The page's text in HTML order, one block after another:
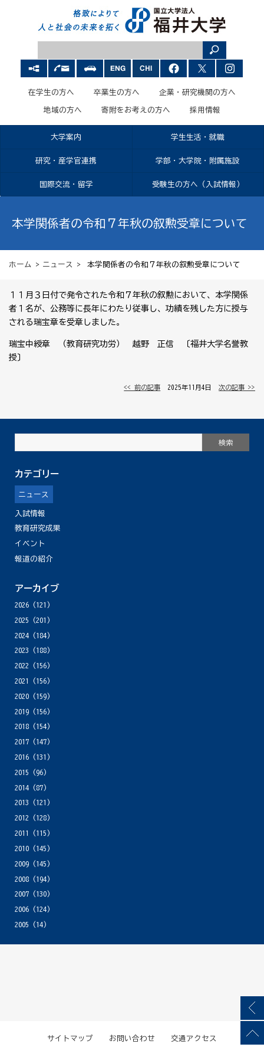
在学生の方へ 卒業生の方へ 企業・研究機関の方へ
地域の方へ 寄附をお考えの方へ 採用情報
大学案内 学生生活・就職
研究・産学官連携 学部・大学院・附属施設
国際交流・留学 受験生の方へ（入試情報）
本学関係者の令和７年秋の叙勲受章について
ホーム > ニュース > 本学関係者の令和７年秋の叙勲受章について
１１月３日付で発令された令和７年秋の叙勲において、本学関係
者１名が、公務等に長年にわたり従事し、功績を残した方に授与
される瑞宝章を受章しました。
瑞宝中綬章 （教育研究功労） 越野 正信 〔福井大学名誉教
授〕
<< 前の記事 │ 2025年11月4日 │次の記事 >>
カテゴリー
ニュース
入試情報
教育研究成果
イベント
報道の紹介
アーカイブ
2026(121)
2025 (201)
2024(184)
2023 (188)
2022 (156)
2021
(156)
2020(159)
2019(156)
2018(154)
2017(147)
2016(131)
2015 (96)
2014(87)
2013 (121)
2012 (128)
2011
(115)
2010(145)
2009(145)
2008(194)
2007(130)
2006(124)
2005 (14)
サイトマップ お問い合わせ 交通アクセス